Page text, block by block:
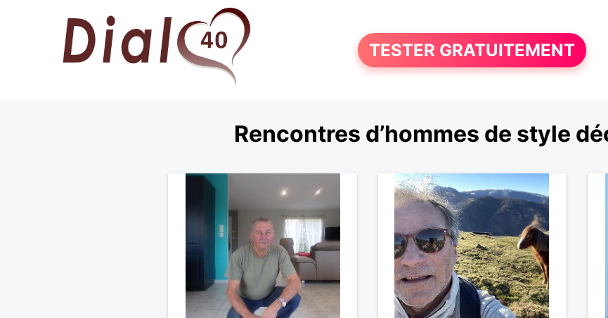
TESTER GRATUITEMENT
Rencontres d’hommes de style